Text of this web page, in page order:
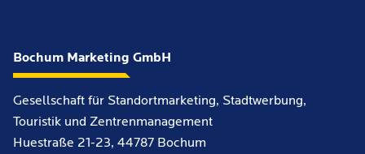
Bochum Marketing GmbH
Gesellschaft für Standortmarketing, Stadtwerbung,
Touristik und Zentrenmanagement
Huestraße 21-23, 44787 Bochum